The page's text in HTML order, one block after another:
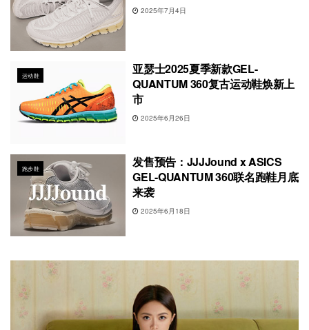
2025年7月4日
运动鞋
亚瑟士2025夏季新款GEL-
QUANTUM 360复古运动鞋焕新上
市
2025年6月26日
跑步鞋
发售预告：JJJJound x ASICS
GEL-QUANTUM 360联名跑鞋月底
来袭
2025年6月18日